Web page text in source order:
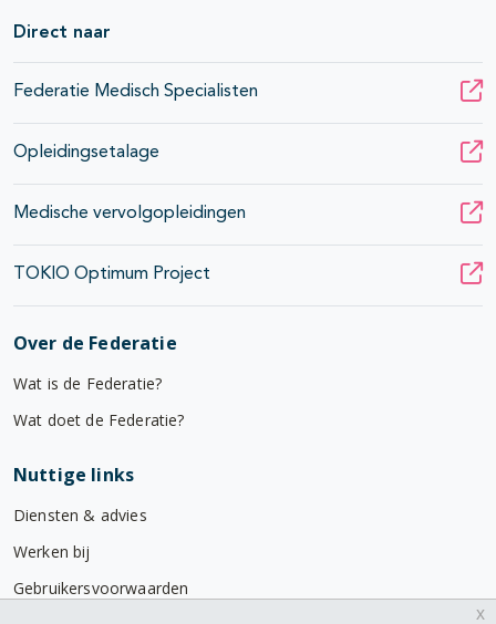
Direct naar
Federatie Medisch Specialisten
Opleidingsetalage
Medische vervolgopleidingen
TOKIO Optimum Project
Over de Federatie
Wat is de Federatie?
Wat doet de Federatie?
Nuttige links
Diensten & advies
Werken bij
Gebruikersvoorwaarden
x